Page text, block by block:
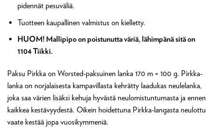
pidennät pesuväliä.
Tuotteen kaupallinen valmistus on kielletty.
HUOM! Mallipipo on poistunutta väriä, lähimpänä sitä on
1104 Tiikki.
Paksu Pirkka on Worsted-paksuinen lanka 170 m = 100 g. Pirkka-
lanka on norjalaisesta kampavillasta kehrätty laadukas neulelanka,
joka saa värien lisäksi kehuja hyvästä neulomistuntumasta ja ennen
kaikkea kestävyydestä. Oikein hoidettuna Pirkka-langasta neulottu
vaate kestää jopa vuosikymmeniä.